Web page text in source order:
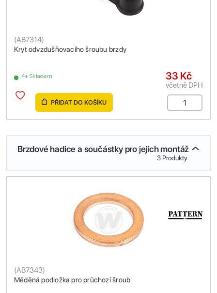
Kryt odvzdušňovacího šroubu brzdy
(AB7314)
4+ Skladem 33 Kč
včetně DPH
PŘIDAT DO KOŠÍKU
Brzdové hadice a součástky pro jejich montáž
3 Produkty
Měděná podložka pro průchozí šroub
(AB7343)